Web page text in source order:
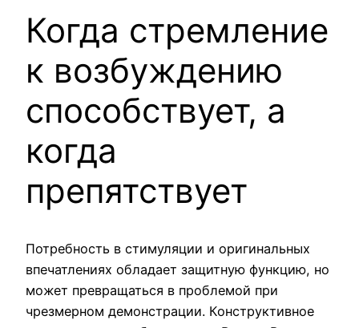
Когда стремление
к возбуждению
способствует, а
когда
препятствует
Потребность в стимуляции и оригинальных
впечатлениях обладает защитную функцию, но
может превращаться в проблемой при
чрезмерном демонстрации. Конструктивное